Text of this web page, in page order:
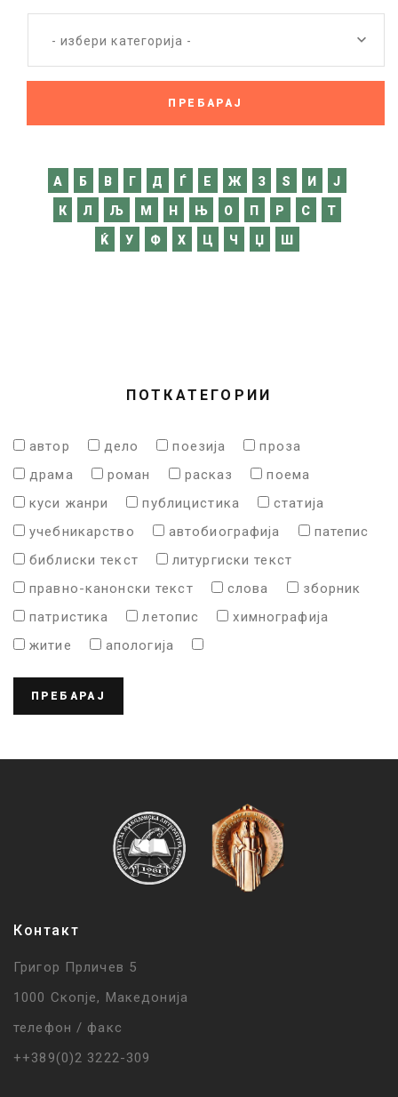
- избери категорија -
A Б В Г Д Ѓ Е Ж З Ѕ И Ј
К Л Љ М Н Њ О П Р С Т
Ќ У Ф Х Ц Ч Џ Ш
ПОТКАТЕГОРИИ
автор дело поезија
проза
драма
роман расказ
поема
куси жанри
публицистика
статија
учебникарство
автобиографија
патепис
библиски текст
литургиски текст
правно-канонски текст
слова
зборник
патристика
летопис
химнографија
житие
апологија
ПРЕБАРАЈ
Контакт
Григор Прличев 5
1000 Скопје, Македонија
телефон / факс
++389(0)2 3222-309